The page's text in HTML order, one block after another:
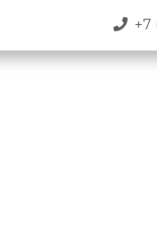
+7